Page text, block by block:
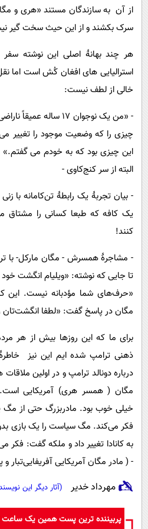
از آن به سازندگان مستند «هری و
سرک بکشند و از این حیث سخت گیر
هر چند بهانۀ اصلی این نوشته سفر
استرالیایی های افغان کُش است اما
خالی از لطف نیست:
- «من یک نوجوان ۱۷
چیزی را که وضعیت موجود را تغییر
این چیزی بود که به خودم می
البته از سر کنج‌کاوی -
- بیان تجربۀ یک رابطۀ تن‌کامانه با
یک کافه که طبعا کسانی را
کنند!
- مشاجرۀ همسرش - مگان مارکل- با
تا جایی که نوشته: «ویلیام انگشت
«‌حرف‌های شما مؤدبانه نیست. این
مگان در پاسخ گفت: «لطفا انگشت‌تان
برای ما که این روزها بیش از هر
ذهنی ترامپ شده ایم این نیز
درباره دونالد ترامپ و در اولین
مگان ( همسر هری) آمریکایی
خیلی خوب بود. مادربزرگ حتی از مگ
فکر می‌کند. مگ سیاست را یک بازی
به کانادا تغییر داد و ملکه گفت: فکر
- ( مادر مگان آمریکایی آفریفایی‌تبار و
مهرداد خدیر (آثار دیگر این
پربیننده ترین پست همین یک ساعت